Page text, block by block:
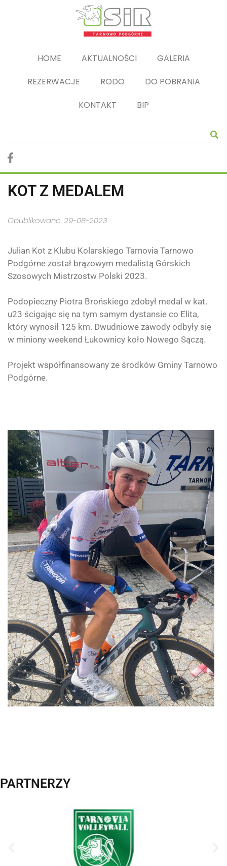
HOME AKTUALNOŚCI
GALERIA
REZERWACJE
RODO
DO POBRANIA
KONTAKT
BIP
KOT Z MEDALEM
Opublikowano: 29-08-2023
Julian Kot z Klubu Kolarskiego Tarnovia Tarnowo
Podgórne został brązowym medalistą Górskich
Szosowych Mistrzostw Polski 2023.
Podopieczny Piotra Brońskiego zdobył medal w kat.
u23 ścigając się na tym samym dystansie co Elita,
który wynosił 125 km. Dwudniowe zawody odbyły się
w miniony weekend Łukownicy koło Nowego Sączą.
Projekt współfinansowany ze środków Gminy Tarnowo
Podgórne.
PARTNERZY